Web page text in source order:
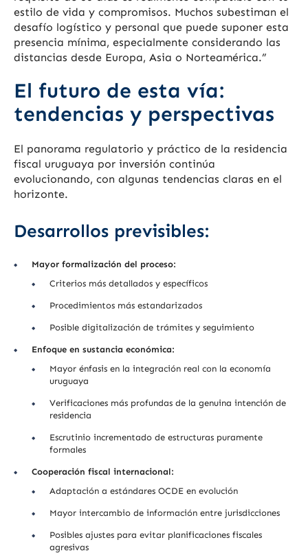
estilo de vida y compromisos. Muchos subestiman el
desafío logístico y personal que puede suponer esta
presencia mínima, especialmente considerando las
distancias desde Europa, Asia o Norteamérica.”
El futuro de esta vía:
tendencias y perspectivas
El panorama regulatorio y práctico de la residencia
fiscal uruguaya por inversión continúa
evolucionando, con algunas tendencias claras en el
horizonte.
Desarrollos previsibles:
Mayor formalización del proceso:
Criterios más detallados y específicos
Procedimientos más estandarizados
Posible digitalización de trámites y seguimiento
Enfoque en sustancia económica:
Mayor énfasis en la integración real con la economía
uruguaya
Verificaciones más profundas de la genuina intención de
residencia
Escrutinio incrementado de estructuras puramente
formales
Cooperación fiscal internacional:
Adaptación a estándares OCDE en evolución
Mayor intercambio de información entre jurisdicciones
Posibles ajustes para evitar planificaciones fiscales
agresivas